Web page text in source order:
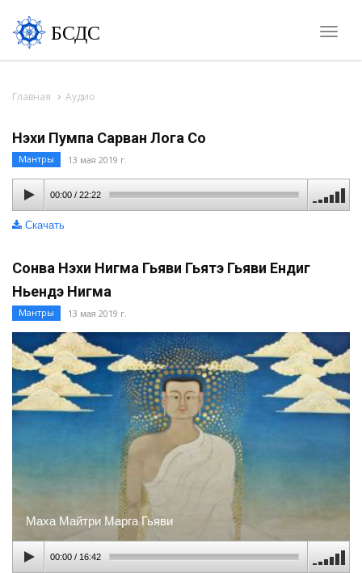
Toggle
БСДС
Главная Аудио
Нэхи Пумпа Сарван Лога Со
Мантры 13 мая 2019 г.
00:00/ 22:22
Скачать
Сонва Нэхи Нигма Гьяви Гьятэ Гьяви Ендиг
Ньендэ Нигма
Мантры 13 мая 2019 г.
Маха Майтри Марга Гьяви
00:00/ 16:42